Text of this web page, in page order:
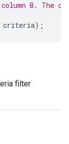
B. The
criteria);
filter